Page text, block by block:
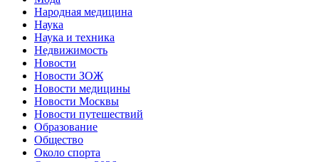
Народная медицина
Наука
Наука и техника
Недвижимость
Новости
Новости ЗОЖ
Новости медицины
Новости Москвы
Новости путешествий
Образование
Общество
Около спорта